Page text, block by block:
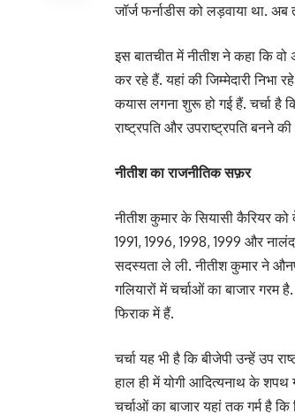
जॉर्ज फर्नाडीस को लड़वाया था.
इस बातचीत में नीतीश ने कहा कि
कर रहे हैं. यहां की जिम्मेदारी निभा
कयास लगना शुरू हो गई हैं. चर्चा है
राष्ट्रपति और उपराष्ट्रपति बनने की
नीतीश का राजनीतिक सफ़र
नीतीश कुमार के सियासी कैरियर
1991, 1996, 1998, 1999 और
सदस्यता ले ली. नीतीश कुमार ने
गलियारों में चर्चाओं का बाजार गरम
फिराक में हैं.
चर्चा यह भी है कि बीजेपी उन्हें उप
हाल ही में योगी आदित्यनाथ के शपथ
चर्चाओं का बाजार यहां तक गर्म है